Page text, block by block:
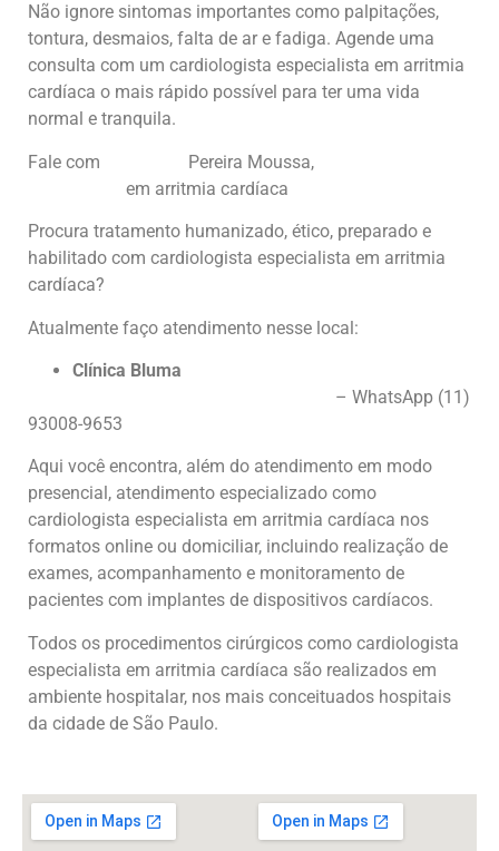
Não ignore sintomas importantes como palpitações,
tontura, desmaios, falta de ar e fadiga. Agende uma
consulta com um cardiologista especialista em arritmia
cardíaca o mais rápido possível para ter uma vida
normal e tranquila.
Fale com Pereira Moussa,
em arritmia cardíaca
Procura tratamento humanizado, ético, preparado e
habilitado com cardiologista especialista em arritmia
cardíaca?
Atualmente faço atendimento nesse local:
Clínica Bluma
– WhatsApp (11)
93008-9653
Aqui você encontra, além do atendimento em modo
presencial, atendimento especializado como
cardiologista especialista em arritmia cardíaca nos
formatos online ou domiciliar, incluindo realização de
exames, acompanhamento e monitoramento de
pacientes com implantes de dispositivos cardíacos.
Todos os procedimentos cirúrgicos como cardiologista
especialista em arritmia cardíaca são realizados em
ambiente hospitalar, nos mais conceituados hospitais
da cidade de São Paulo.